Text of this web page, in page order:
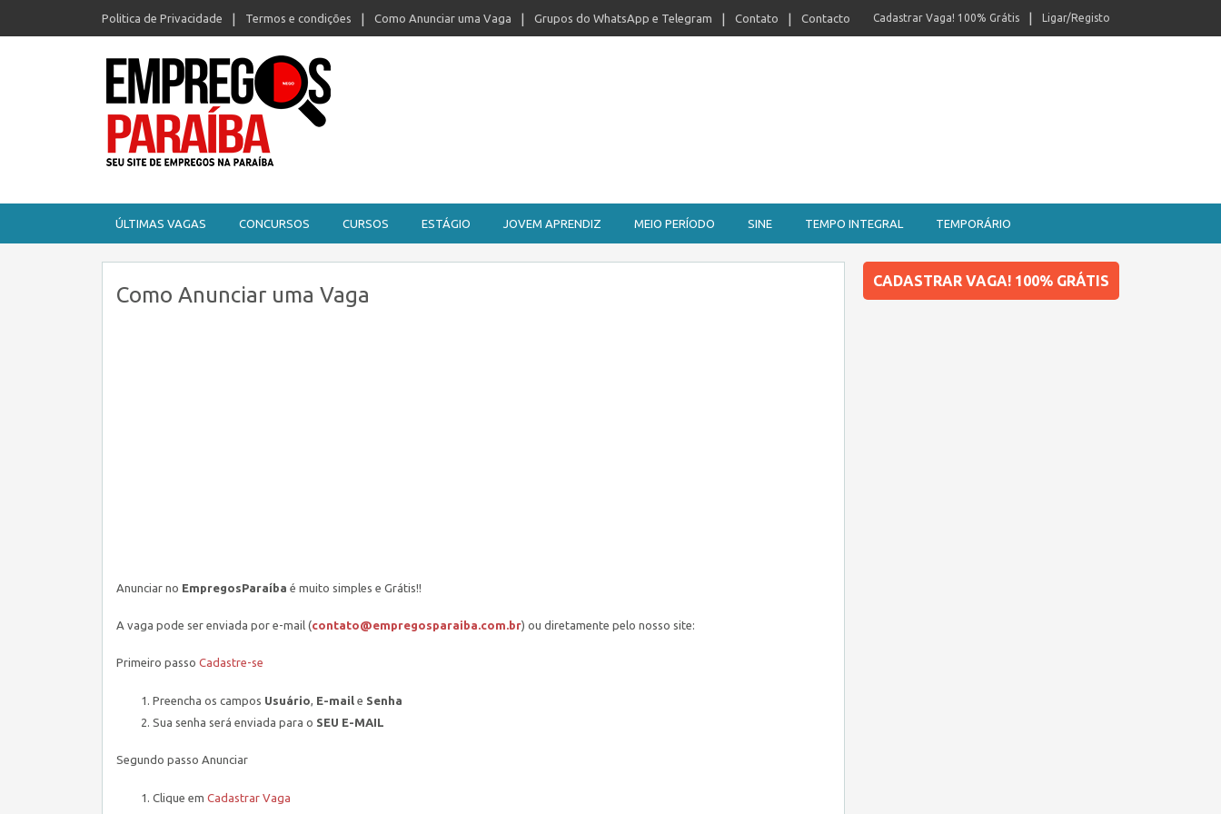
Politica de Privacidade Termos e condições Como Anunciar uma Vaga Grupos do WhatsApp e Telegram Contato Contacto Ligar/Registo
Cadastrar Vaga! 100% Grátis
ÚLTIMAS VAGAS CONCURSOS CURSOS ESTÁGIO JOVEM APRENDIZ MEIO PERÍODO SINE TEMPO INTEGRAL TEMPORÁRIO
Como Anunciar uma Vaga
Anunciar no EmpregosParaíba é muito simples e Grátis!!
A vaga pode ser enviada por e-mail (contato@empregosparaiba.com.br) ou diretamente pelo nosso site:
Primeiro passo Cadastre-se
Preencha os campos Usuário, E-mail e Senha
Sua senha será enviada para o SEU E-MAIL
Segundo passo Anunciar
Clique em Cadastrar Vaga
CADASTRAR VAGA! 100% GRÁTIS